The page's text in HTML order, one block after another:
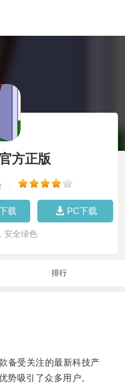
方正版
载 PC下载
安全绿色
排行
受关注的最新科技产
势吸引了众多用户。